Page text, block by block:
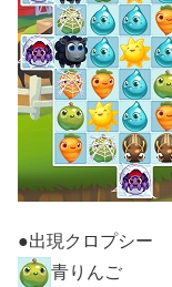
●出現クロプシー
青りんご